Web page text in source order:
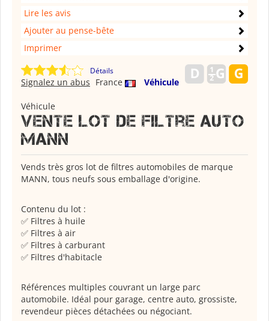
Lire les avis
Ajouter au pense-bête
Imprimer
Détails
France Véhicule
Signalez un abus
Véhicule
Vente lot de filtre auto
Mann
Vends très gros lot de filtres automobiles de marque
MANN, tous neufs sous emballage d'origine.
Contenu du lot :
✅ Filtres à huile
✅ Filtres à air
✅ Filtres à carburant
✅ Filtres d'habitacle
Références multiples couvrant un large parc
automobile. Idéal pour garage, centre auto, grossiste,
revendeur pièces détachées ou négociant.